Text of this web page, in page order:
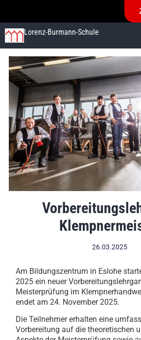
Lorenz-Burmann-Schule
26.03.2025
Am Bildungszentrum in Eslohe
2025 ein neuer
Meisterprüfung im
endet am 24. November 2025.
Die Teilnehmer erhalten eine
Vorbereitung auf die theoretischen